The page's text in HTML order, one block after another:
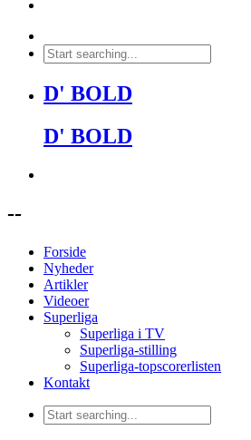
D' BOLD
D' BOLD
--
Forside
Nyheder
Artikler
Videoer
Superliga
Superliga i TV
Superliga-stilling
Superliga-topscorerlisten
Kontakt